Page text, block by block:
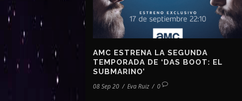
AMC ESTRENA LA SEGUNDA
TEMPORADA DE ‘DAS BOOT: EL
SUBMARINO’
08 Sep 20 / Eva Ruiz / 0